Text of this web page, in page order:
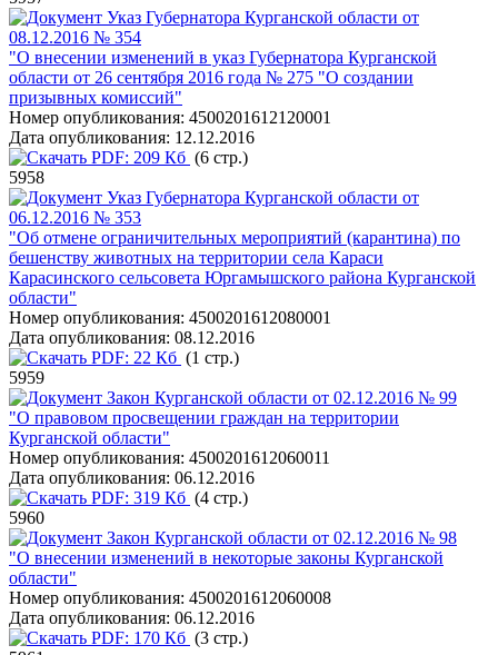
Указ Губернатора Курганской области от
08.12.2016 № 354
"О внесении изменений в указ Губернатора Курганской
области от 26 сентября 2016 года № 275 "О создании
призывных комиссий"
Номер опубликования: 4500201612120001
Дата опубликования: 12.12.2016
PDF: 209 Кб (6 стр.)
5958
Указ Губернатора Курганской области от
06.12.2016 № 353
"Об отмене ограничительных мероприятий (карантина) по
бешенству животных на территории села Караси
Карасинского сельсовета Юргамышского района Курганской
области"
Номер опубликования: 4500201612080001
Дата опубликования: 08.12.2016
PDF: 22 Кб (1 стр.)
5959
Закон Курганской области от 02.12.2016 № 99
"О правовом просвещении граждан на территории
Курганской области"
Номер опубликования: 4500201612060011
Дата опубликования: 06.12.2016
PDF: 319 Кб (4 стр.)
5960
Закон Курганской области от 02.12.2016 № 98
"О внесении изменений в некоторые законы Курганской
области"
Номер опубликования: 4500201612060008
Дата опубликования: 06.12.2016
PDF: 170 Кб (3 стр.)